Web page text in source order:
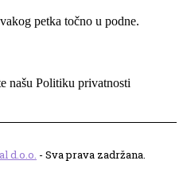
petka točno u podne.
našu Politiku privatnosti
d.o.o. - Sva prava zadržana.